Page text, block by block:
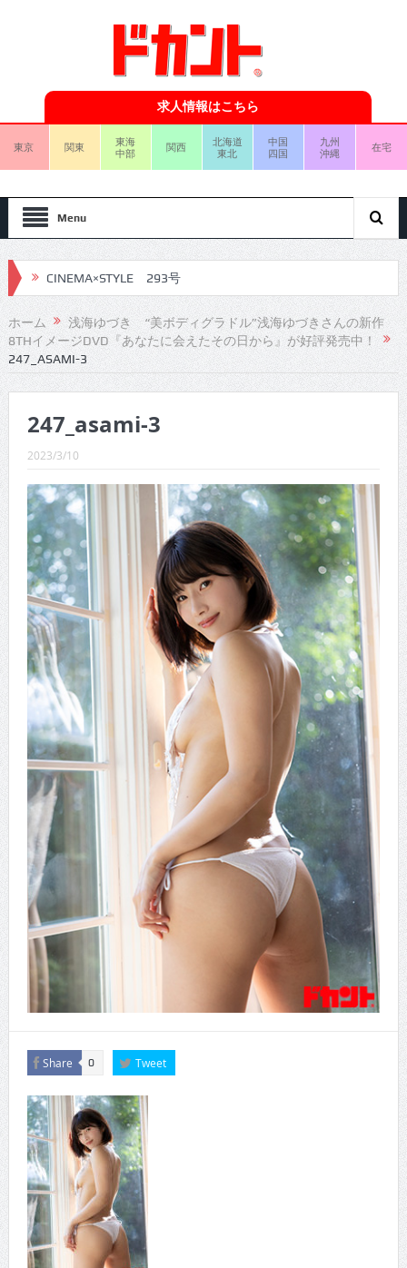
求人情報はこちら
東京 関東
東海
中部
関西
北海道
東北
中国
四国
九州
沖縄
在宅
Menu
CINEMA×STYLE 293号
CINEMA×STYLE 292号
CINEMA×STYLE 291号
CINEMA×STYLE 290号
CINEMA×STYLE 289号
CINEMA×STYLE 288号
CINEMA×STYLE 287号
CINEMA×STYLE 286号
CINEMA×STYLE 285号
CINEMA×STYLE 294号
ホーム
浅海ゆづき “美ボディグラドル”浅海ゆづきさんの新作
8THイメージDVD『あなたに会えたその日から』が好評発売中！
247_ASAMI-3
247_asami-3
2023/3/10
Share 0 Tweet